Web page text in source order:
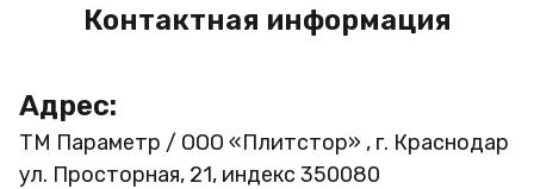
Контактная информация
Адрес:
ТМ Параметр / ООО «Плитстор» , г. Краснодар
ул. Просторная, 21, индекс 350080